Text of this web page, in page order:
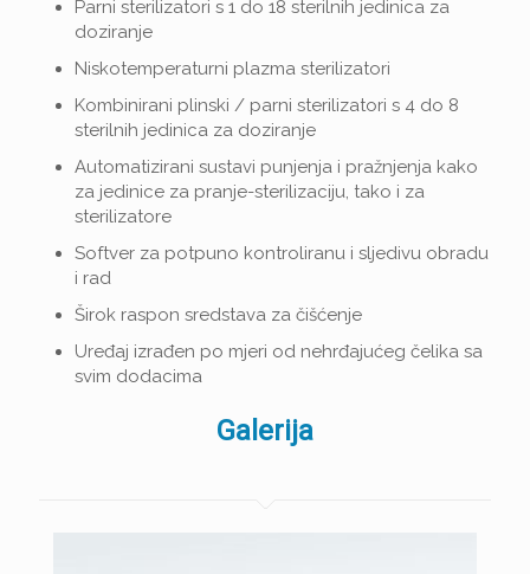
Parni sterilizatori s 1 do 18 sterilnih jedinica za
doziranje
Niskotemperaturni plazma sterilizatori
Kombinirani plinski / parni sterilizatori s 4 do 8
sterilnih jedinica za doziranje
Automatizirani sustavi punjenja i pražnjenja kako
za jedinice za pranje-sterilizaciju, tako i za
sterilizatore
Softver za potpuno kontroliranu i sljedivu obradu
i rad
Širok raspon sredstava za čišćenje
Uređaj izrađen po mjeri od nehrđajućeg čelika sa
svim dodacima
Galerija